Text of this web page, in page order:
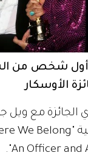
أول شخص من
الأوسكار
مع ويل